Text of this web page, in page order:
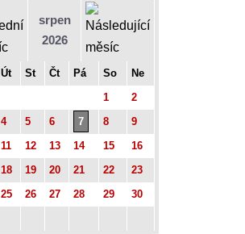
srpen
2026
Út St Čt Pá So
Ne
1
2
4 5 6 7 8
9
11 12 13 14 15
16
18 19 20 21 22
23
25 26 27 28 29
30